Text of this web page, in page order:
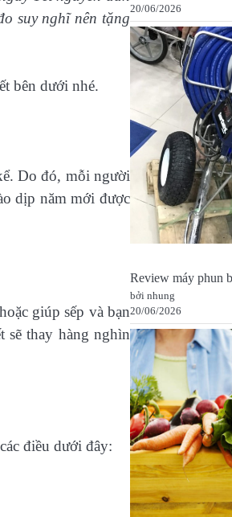
suy nghĩ nên tặng
bên dưới nhé.
Do đó, mỗi người
dịp năm mới được
giúp sếp và bạn
sẽ thay hàng nghìn
điều dưới đây:
20/06/2026
Review máy phun
bởi nhung
20/06/2026